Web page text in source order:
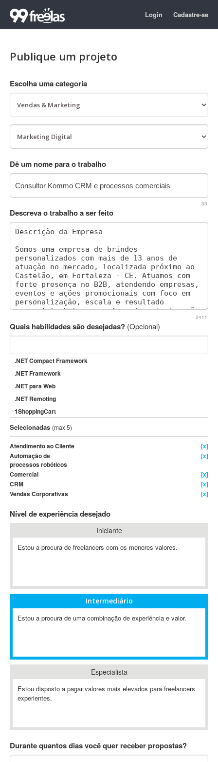
Login Cadastre-se
Publique um projeto
Escolha uma categoria
Dê um nome para o trabalho
33
Descreva o trabalho a ser feito
2411
Quais habilidades são desejadas? (Opcional)
.NET Compact Framework
.NET Framework
.NET para Web
.NET Remoting
1ShoppingCart
3DS Max
3GSM
4D Dimension
802.11
A&P
A-GPS
AAUS Scientific Diver
Ab Initio
ABAP
Abaqus
AbleCommerce
Ableton Live
Absynth
AC Drives
AC3
ACARS
ACDSee
ACPI
Selecionadas (max 5)
Atendimento ao Cliente
[x]
Automação de
processos robóticos
[x]
Comercial
[x]
CRM
[x]
Vendas Corporativas
[x]
Nível de experiência desejado
Iniciante
Estou a procura de freelancers com os menores valores.
Intermediário
Estou a procura de uma combinação de experiência e valor.
Especialista
Estou disposto a pagar valores mais elevados para freelancers
experientes.
Durante quantos dias você quer receber propostas?